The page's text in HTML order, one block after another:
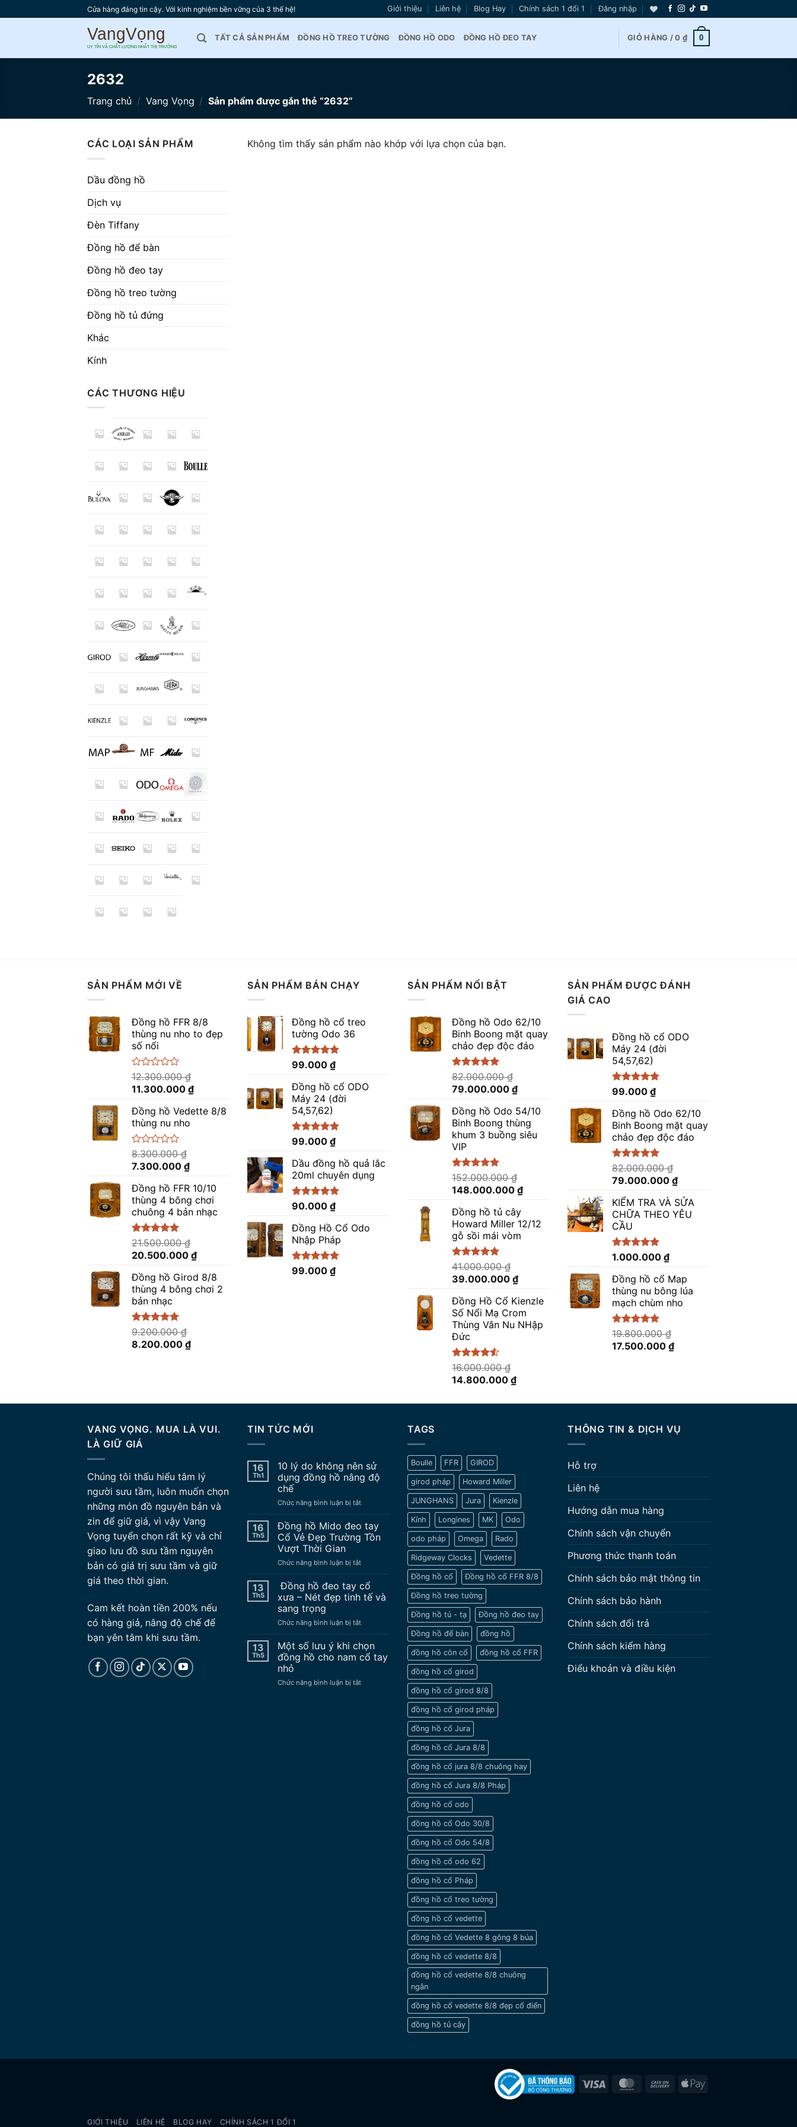
qua
Cửa hàng đáng tin cậy. Với kinh nghiệm bền vững của 3 thế hệ! Giới thiệu Liên hệ Blog Hay Chính sách 1 đổi 1 Đăng nhập
TẤT CẢ SẢN PHẨM ĐỒNG HỒ TREO TƯỜNG ĐỒNG HỒ ODO ĐỒNG HỒ ĐEO TAY GIỎ HÀNG /0 ₫ 0
2632
Trang chủ / Vang Vọng / Sản phẩm được gắn thẻ “2632”
CÁC LOẠI SẢN PHẨM
Dầu đồng hồ
Dịch vụ
Đèn Tiffany
Đồng hồ để bàn
Đồng hồ đeo tay
Đồng hồ treo tường
Đồng hồ tủ đứng
Khác
Kính
CÁC THƯƠNG HIỆU
Không tìm thấy sản phẩm nào khớp với lựa chọn của bạn.
SẢN PHẨM MỚI VỀ
Đồng hồ FFR 8/8
thùng nu nho to đẹp
số nổi
Được
xếp
hạng
5
sao
12.300.000₫
Giá
là:
12.300.000 ₫.
11.300.000 ₫Giá
tại
Đồng hồ Vedette 8/8
thùng nu nho
Được
xếp
hạng
5
sao
8.300.000₫
Giá
là:
8.300.000 ₫.
7.300.000 ₫Giá
tại
là:
7.300.000 ₫.
Đồng hồ FFR 10/10
thùng 4 bông chơi
chuông 4 bản nhạc
Được xếp
hạng5.00
5 sao
21.500.000₫
Giá
là:
21.500.000 ₫.
20.500.000 ₫Giá
tại
là:
Đồng hồ Girod 8/8
thùng 4 bông chơi 2
bản nhạc
Được xếp
hạng5.00
5 sao
9.200.000₫
Giá
8.200.000 ₫Giá
SẢN PHẨM BÁN CHẠY
Đồng hồ cổ treo
tường Odo 36
Được xếp
4.86
5 sao
99.000 ₫
Đồng hồ cổ ODO
Máy 24 (đời
54,57,62)
Được xếp
5.00
5 sao
99.000 ₫
Dầu đồng hồ quả lắc
20ml chuyên dụng
Được xếp
5.00
5 sao
90.000 ₫
Đồng Hồ Cổ Odo
Nhập Pháp
Được xếp
4.96
99.000 ₫
SẢN PHẨM NỔI BẬT
Đồng hồ Odo 62/10
Binh Boong mặt quay
chảo đẹp độc đáo
Được xếp
hạng5.00
5 sao
82.000.000₫
Giá
là:
82.000.000 ₫.
79.000.000 ₫Giá
tại
là:
79.000.000 ₫.
Đồng hồ Odo 54/10
Binh Boong thùng
khum 3 buồng siêu
VIP
Được xếp
hạng5.00
5 sao
152.000.000₫
Giá
là:
152.000.000 ₫.
148.000.000 ₫Giá
là:
Đồng hồ tủ cây
Howard Miller 12/12
gỗ sồi mái vòm
Được xếp
hạng5.00
5 sao
41.000.000₫
Giá
là:
41.000.000 ₫.
39.000.000 ₫Giá
tại
là:
39.000.000 ₫.
Đồng Hồ Cổ Kienzle
Số Nổi Mạ Crom
Thùng Vân Nu NHập
Đức
Được xếp
hạng4.50
5 sao
16.000.000₫
Giá
là:
14.800.000 ₫Giá
tại
14.800.000 ₫.
SẢN PHẨM ĐƯỢC ĐÁNH
GIÁ CAO
Đồng hồ cổ ODO
Máy 24 (đời
54,57,62)
Được xếp
5.00
5 sao
99.000 ₫
Đồng hồ Odo 62/10
Binh Boong mặt quay
chảo đẹp độc đáo
Được xếp
hạng5.00
5 sao
82.000.000₫
Giá
là:
82.000.000 ₫.
79.000.000 ₫Giá
tại
là:
KIỂM TRA VÀ SỬA
CHỮA THEO YÊU
CẦU
Được xếp
5 sao
1.000.000 ₫
Đồng hồ cổ Map
thùng nu bông lúa
mạch chùm nho
Được xếp
hạng5.00
5 sao
19.800.000₫
Giá
17.500.000 ₫Giá
VANG VỌNG. MUA LÀ VUI.
LÀ GIỮ GIÁ
Chúng tôi thấu hiểu tâm lý
người sưu tầm, luôn muốn chọn
những món đồ nguyên bản và
zin để giữ giá, vì vậy Vang
Vọng tuyển chọn rất kỹ và chỉ
giao lưu đồ sưu tầm nguyên
bản có giá trị sưu tầm và giữ
giá theo thời gian.
Cam kết hoàn tiền 200% nếu
có hàng giả, nâng độ chế để
bạn yên tâm khi sưu tầm.
TIN TỨC MỚI
16
Th1
10 lý do không nên sử
dụng đồng hồ nâng độ
chế
Chức năng bình luận bị tắtở
lý
do
không
sử
đồng
hồ
nâng
chế
16
Th5
Đồng hồ Mido đeo tay
Cổ Vẻ Đẹp Trường Tồn
Vượt Thời Gian
Chức năng bình luận bị tắtở
hồ
Mido
đeo
Cổ
Đẹp
Trường
Tồn
Thời
13
Th5
Đồng hồ đeo tay cổ
xưa – Nét đẹp tinh tế và
sang trọng
Chức năng bình luận bị tắtở
hồ
đeo
tay
xưa
13
Th5
Một số lưu ý khi chọn
đồng hồ cho nam cổ tay
nhỏ
Chức năng bình luận bị tắtở
TAGS
Boulle FFR GIROD
girod pháp Howard Miller
JUNGHANS Jura Kienzle
Kính Longines MK Odo
odo pháp Omega Rado
Ridgeway Clocks Vedette
Đồng hồ cổ Đồng hồ cổ FFR 8/8
Đồng hồ treo tường
Đồng hồ tủ - tạ Đồng hồ đeo tay
Đồng hồ để bàn đồng hồ
đồng hồ côn cổ đồng hồ cổ FFR
đồng hồ cổ girod
đồng hồ cổ girod 8/8
đồng hồ cổ girod pháp
đồng hồ cổ Jura
đồng hồ cổ Jura 8/8
đồng hồ cổ jura 8/8 chuông hay
đồng hồ cổ Jura 8/8 Pháp
đồng hồ cổ odo
đồng hồ cổ Odo 30/8
đồng hồ cổ Odo 54/8
đồng hồ cổ odo 62
đồng hồ cổ Pháp
đồng hồ cổ treo tường
đồng hồ cổ vedette
đồng hồ cổ Vedette 8 gông 8 búa
đồng hồ cổ vedette 8/8
đồng hồ cổ vedette 8/8 chuông
ngân
đồng hồ cổ vedette 8/8 đẹp cổ điển
đồng hồ tủ cây
THÔNG TIN & DỊCH VỤ
Hỗ trợ
Liên hệ
Hướng dẫn mua hàng
Chính sách vận chuyển
Phương thức thanh toán
Chính sách bảo mật thông tin
Chính sách bảo hành
Chính sách đổi trả
Chính sách kiểm hàng
Điểu khoản và điều kiện
Visa MasterCardCash
Apple
GIỚI THIỆU LIÊN HỆ BLOG HAY CHÍNH SÁCH 1 ĐỔI 1